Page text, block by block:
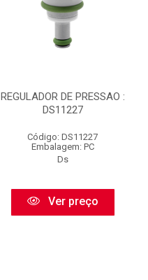
REGULADOR DE PRESSAO :
DS11227
Código: DS11227
Embalagem: PC
Ds
Ver preço